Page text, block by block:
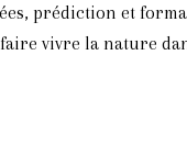
prédiction et
vivre la nature